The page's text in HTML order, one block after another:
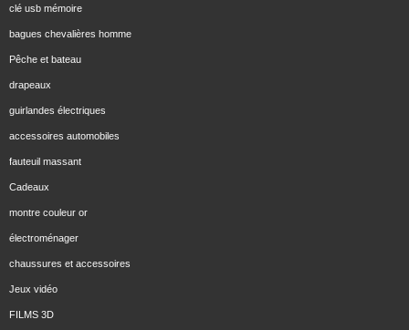
clé usb mémoire
bagues chevalières homme
Pêche et bateau
drapeaux
guirlandes électriques
accessoires automobiles
fauteuil massant
Cadeaux
montre couleur or
électroménager
chaussures et accessoires
Jeux vidéo
FILMS 3D